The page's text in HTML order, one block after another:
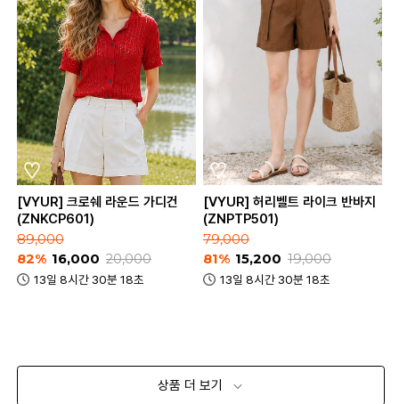
[VYUR] 크로쉐 라운드 가디건
(ZNKCP601)
89,000
82% 16,000 20,000
13일 8시간 30분 18초
[VYUR] 허리벨트 라이크 반바지
(ZNPTP501)
79,000
81% 15,200 19,000
13일 8시간 30분 18초
상품 더 보기